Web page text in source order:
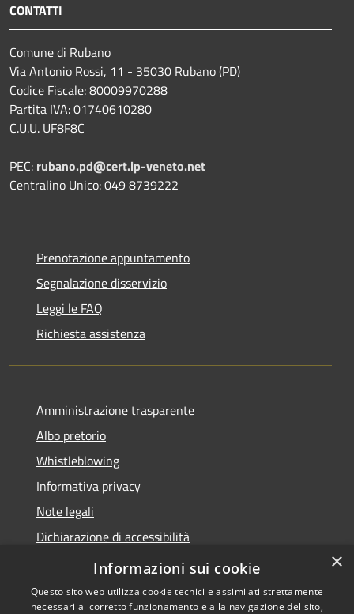
CONTATTI
Comune di Rubano
Via Antonio Rossi, 11 - 35030 Rubano (PD)
Codice Fiscale: 80009970288
Partita IVA: 01740610280
C.U.U. UF8F8C
PEC: rubano.pd@cert.ip-veneto.net
Centralino Unico: 049 8739222
Prenotazione appuntamento
Segnalazione disservizio
Leggi le FAQ
Richiesta assistenza
Amministrazione trasparente
Albo pretorio
Whistleblowing
Informativa privacy
Note legali
Dichiarazione di accessibilità
Obiettivi di accessibilità 2026
×
Informazioni sui cookie
Questo sito web utilizza cookie tecnici e assimilati strettamente
necessari al corretto funzionamento e alla navigazione del sito,